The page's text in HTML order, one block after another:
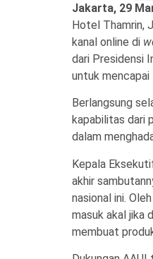
Jakarta, 29
Hotel Thamrin,
kanal online di
dari Presidensi
untuk mencapai
Berlangsung
kapabilitas dari
dalam
Kepala
akhir
nasional ini.
masuk akal jika
membuat